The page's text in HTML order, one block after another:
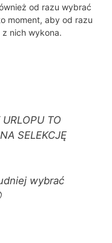
od razu wybrać
moment, aby od razu
nich wykona.
TO
SELEKCJĘ
wybrać